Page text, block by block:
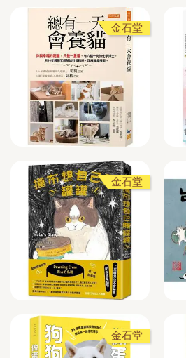
金石堂
金石堂
金石堂